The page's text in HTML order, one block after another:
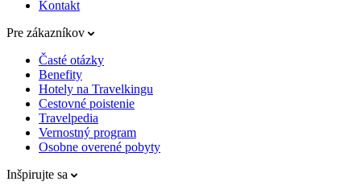
Kontakt
Pre zákazníkov
Časté otázky
Benefity
Hotely na Travelkingu
Cestovné poistenie
Travelpedia
Vernostný program
Osobne overené pobyty
Inšpirujte sa